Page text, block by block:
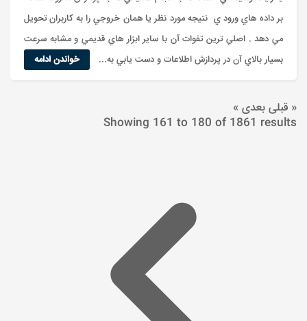
بر داده هاي ورود ي نتيجه مورد نظر يا همان خروجي را به کاربران تحويل
مي دهد . اصلي ترين تفوات آن با ساير ابزار هاي قديمي و مشابه سرعت
بسيار بالاي آن در پردازش اطلاعات و دست يابي به...
خواندن ادامه
« قبلی بعدی »
Showing 161 to 180 of 1861 results